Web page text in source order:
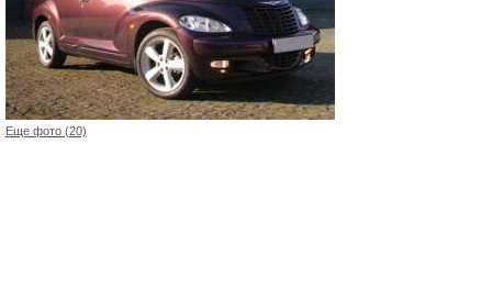
Еще фото (20)